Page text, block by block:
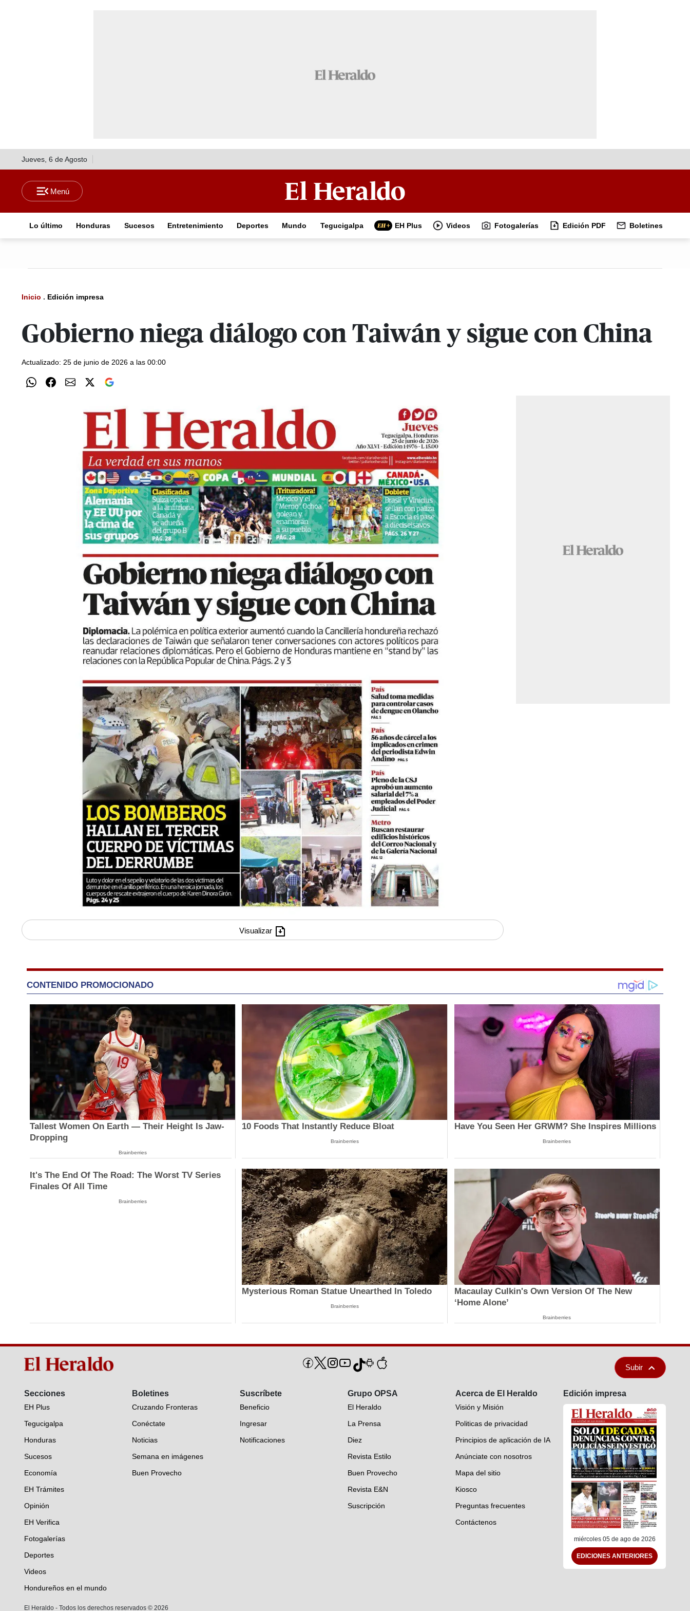
Jueves, 6 de Agosto
Lo último Honduras Sucesos Entretenimiento Deportes Mundo Tegucigalpa EH Plus Videos Fotogalerías Edición PDF Boletines
Inicio . Edición impresa
Gobierno niega diálogo con Taiwán y sigue con China
Actualizado: 25 de junio de 2026 a las 00:00
Visualizar
CONTENIDO PROMOCIONADO
Tallest Women On Earth — Their Height Is Jaw-
Dropping
Brainberries
10 Foods That Instantly Reduce Bloat
Brainberries
Have You Seen Her GRWM? She Inspires Millions
Brainberries
It's The End Of The Road: The Worst TV Series
Finales Of All Time
Brainberries
Mysterious Roman Statue Unearthed In Toledo
Brainberries
Macaulay Culkin's Own Version Of The New
‘Home Alone’
Brainberries
Subir
Secciones
EH Plus
Tegucigalpa
Honduras
Sucesos
Economía
EH Trámites
Opinión
EH Verifica
Fotogalerías
Deportes
Videos
Hondureños en el mundo
Boletines
Cruzando Fronteras
Conéctate
Noticias
Semana en imágenes
Buen Provecho
Suscríbete
Beneficio
Ingresar
Notificaciones
Grupo OPSA
El Heraldo
La Prensa
Diez
Revista Estilo
Buen Provecho
Revista E&N
Suscripción
Acerca de El Heraldo
Visión y Misión
Politicas de privacidad
Principios de aplicación de IA
Anúnciate con nosotros
Mapa del sitio
Kiosco
Preguntas frecuentes
Contáctenos
Edición impresa
miércoles 05 de ago de 2026
EDICIONES ANTERIORES
El Heraldo - Todos los derechos reservados © 2026